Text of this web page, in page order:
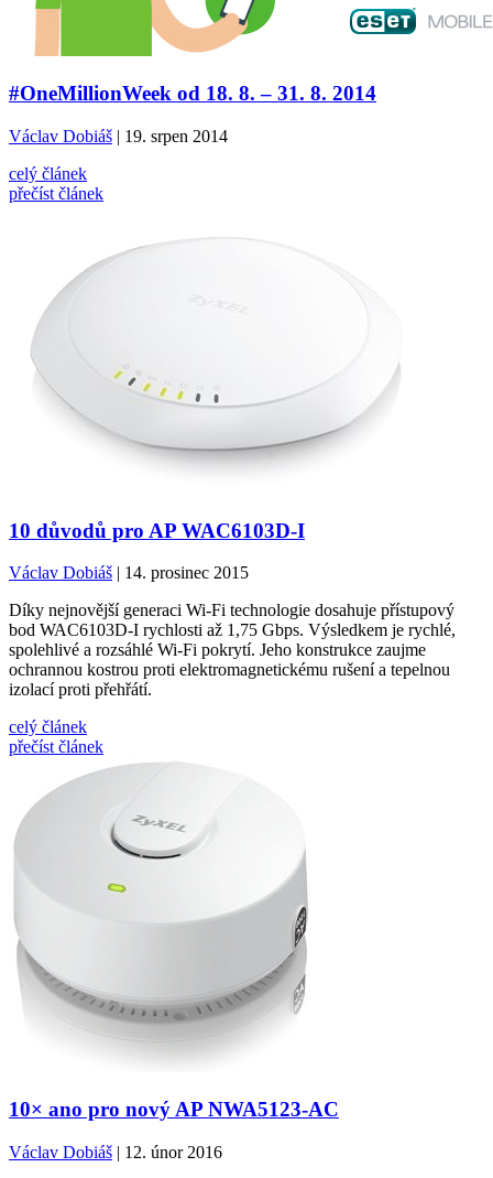
#OneMillionWeek od 18. 8. – 31. 8. 2014
Václav Dobiáš | 19. srpen 2014
celý článek
přečíst článek
10 důvodů pro AP WAC6103D-I
Václav Dobiáš | 14. prosinec 2015
Díky nejnovější generaci Wi-Fi technologie dosahuje přístupový
bod WAC6103D-I rychlosti až 1,75 Gbps. Výsledkem je rychlé,
spolehlivé a rozsáhlé Wi-Fi pokrytí. Jeho konstrukce zaujme
ochrannou kostrou proti elektromagnetickému rušení a tepelnou
izolací proti přehřátí.
celý článek
přečíst článek
10× ano pro nový AP NWA5123-AC
Václav Dobiáš | 12. únor 2016